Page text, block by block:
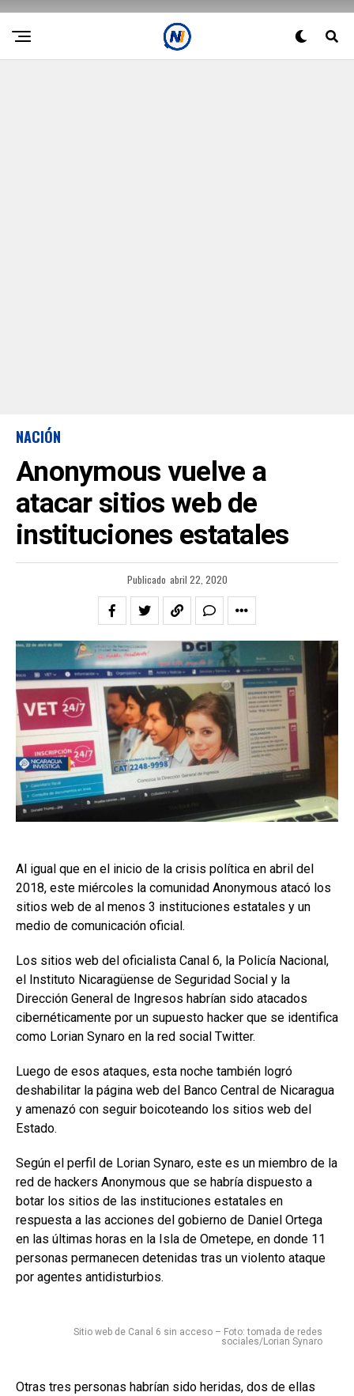
NACIÓN
Anonymous vuelve a
atacar sitios web de
instituciones estatales
Publicado abril 22, 2020
Al igual que en el inicio de la crisis política en abril del
2018, este miércoles la comunidad Anonymous atacó los
sitios web de al menos 3 instituciones estatales y un
medio de comunicación oficial.
Los sitios web del oficialista Canal 6, la Policía Nacional,
el Instituto Nicaragüense de Seguridad Social y la
Dirección General de Ingresos habrían sido atacados
cibernéticamente por un supuesto hacker que se identifica
como Lorian Synaro en la red social Twitter.
Luego de esos ataques, esta noche también logró
deshabilitar la página web del Banco Central de Nicaragua
y amenazó con seguir boicoteando los sitios web del
Estado.
Según el perfil de Lorian Synaro, este es un miembro de la
red de hackers Anonymous que se habría dispuesto a
botar los sitios de las instituciones estatales en
respuesta a las acciones del gobierno de Daniel Ortega
en las últimas horas en la Isla de Ometepe, en donde 11
personas permanecen detenidas tras un violento ataque
por agentes antidisturbios.
Sitio web de Canal 6 sin acceso – Foto: tomada de redes
sociales/Lorian Synaro
Otras tres personas habrían sido heridas, dos de ellas